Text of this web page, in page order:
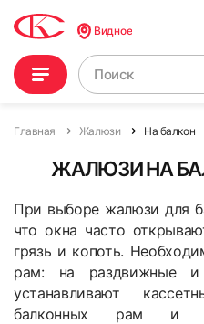
Видное
Главная Жалюзи На балкон
ЖАЛЮЗИ НА
При выборе жалюзи для
что окна часто
грязь и копоть.
рам: на раздвижные
устанавливают
балконных рам и